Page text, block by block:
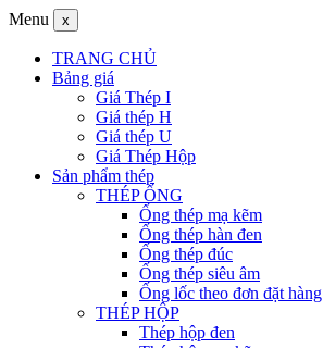
Menu x
TRANG CHỦ
Bảng giá
Giá Thép I
Giá thép H
Giá thép U
Giá Thép Hộp
Sản phẩm thép
THÉP ỐNG
Ống thép mạ kẽm
Ống thép hàn đen
Ống thép đúc
Ống thép siêu âm
Ống lốc theo đơn đặt hàng
THÉP HỘP
Thép hộp đen